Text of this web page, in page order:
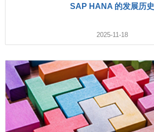
SAP HANA 的发展历史
2025-11-18